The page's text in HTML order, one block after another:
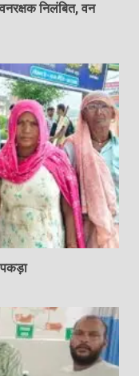
निलंबित, वन